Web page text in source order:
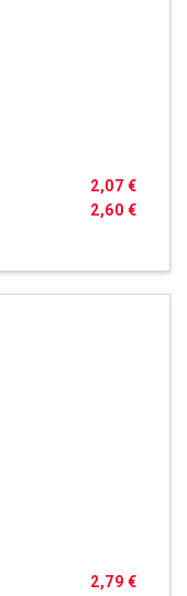
2,60 €
2,07 €
2,79 €